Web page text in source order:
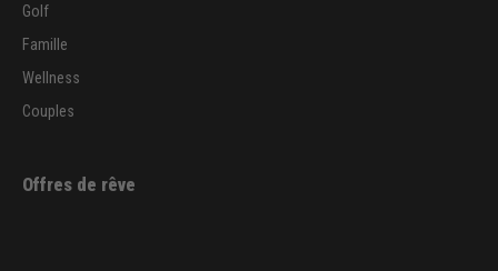
Golf
Famille
Wellness
Couples
Offres de rêve